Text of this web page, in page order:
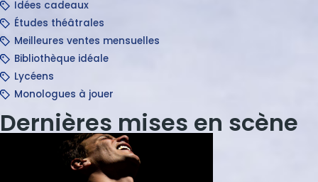
Idées cadeaux
Études théâtrales
Meilleures ventes mensuelles
Bibliothèque idéale
Lycéens
Monologues à jouer
Dernières mises en scène